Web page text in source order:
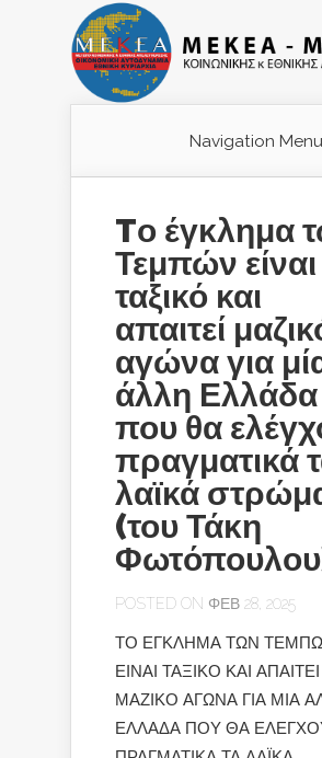
Navigation Menu
Tο έγκλημα
Τεμπών είναι
ταξικό και
απαιτεί
αγώνα για
άλλη Ελλάδα
που θα
πραγματικά
λαϊκά
(του Τάκη
POSTED ON ΦΕΒ 28, 2025
ΤΟ ΕΓΚΛΗΜΑ ΤΩΝ
ΕΙΝΑΙ ΤΑΞΙΚΟ ΚΑΙ ΑΠΑΙΤΕΙ
ΜΑΖΙΚΟ ΑΓΩΝΑ ΓΙΑ ΜΙΑ
ΕΛΛΑΔΑ ΠΟΥ ΘΑ